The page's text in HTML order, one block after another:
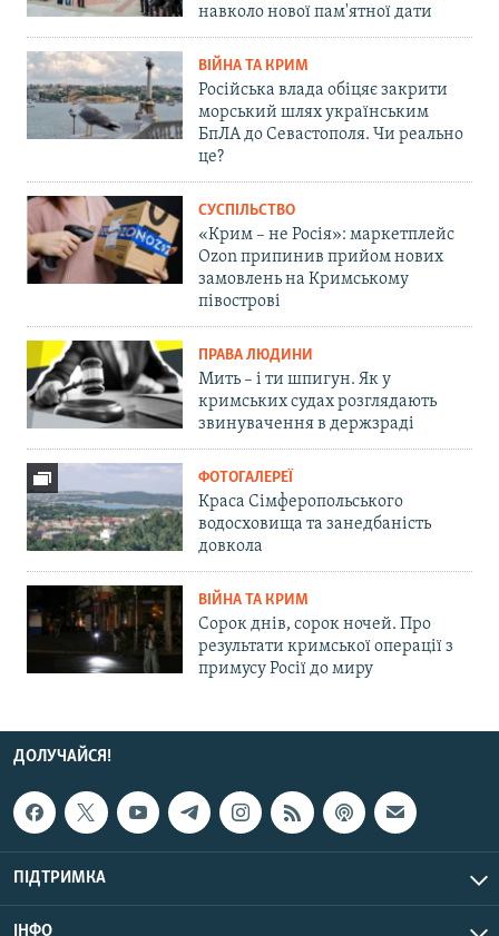
навколо нової пам'ятної дати
ВІЙНА ТА КРИМ
Російська влада обіцяє закрити
морський шлях українським
БпЛА до Севастополя. Чи реально
це?
СУСПІЛЬСТВО
«Крим – не Росія»: маркетплейс
Ozon припинив прийом нових
замовлень на Кримському
півострові
ПРАВА ЛЮДИНИ
Мить – і ти шпигун. Як у
кримських судах розглядають
звинувачення в держзраді
ФОТОГАЛЕРЕЇ
Краса Сімферопольського
водосховища та занедбаність
довкола
ВІЙНА ТА КРИМ
Сорок днів, сорок ночей. Про
результати кримської операції з
примусу Росії до миру
ДОЛУЧАЙСЯ!
ПІДТРИМКА
ІНФО